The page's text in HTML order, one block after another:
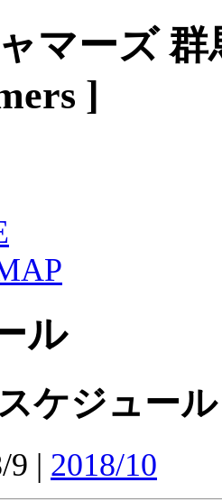
マーズ
]
ル
ケジュール
9 | 2018/10